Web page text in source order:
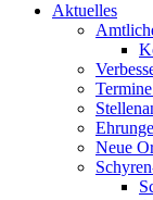
Aktuelles
Neue